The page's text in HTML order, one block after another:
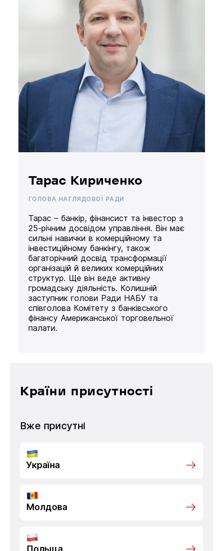
Тарас Кириченко
ГОЛОВА НАГЛЯДОВОЇ РАДИ
Тарас – банкір, фінансист та інвестор з
25-річним досвідом управління. Він має
сильні навички в комерційному та
інвестиційному банкінгу, також
багаторічний досвід трансформації
організацій й великих комерційних
структур. Ще він веде активну
громадську діяльність. Колишній
заступник голови Ради НАБУ та
співголова Комітету з банківського
фінансу Американської торговельної
палати.
Країни присутності
Вже присутні
Україна
Молдова
Польща